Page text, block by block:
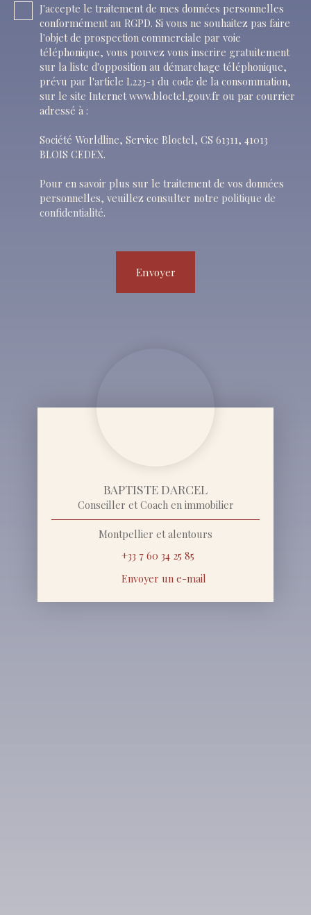
J'accepte le traitement de mes données personnelles
conformément au RGPD. Si vous ne souhaitez pas faire
l'objet de prospection commerciale par voie
téléphonique, vous pouvez vous inscrire gratuitement
sur la liste d'opposition au démarchage téléphonique,
prévu par l'article L223-1 du code de la consommation,
sur le site Internet www.bloctel.gouv.fr ou par courrier
adressé à :
Société Worldline, Service Bloctel, CS 61311, 41013
BLOIS CEDEX.
Pour en savoir plus sur le traitement de vos données
personnelles, veuillez consulter notre politique de
confidentialité.
Envoyer
BAPTISTE DARCEL
Conseiller et Coach en immobilier
Montpellier et alentours
+33 7 60 34 25 85
Envoyer un e-mail